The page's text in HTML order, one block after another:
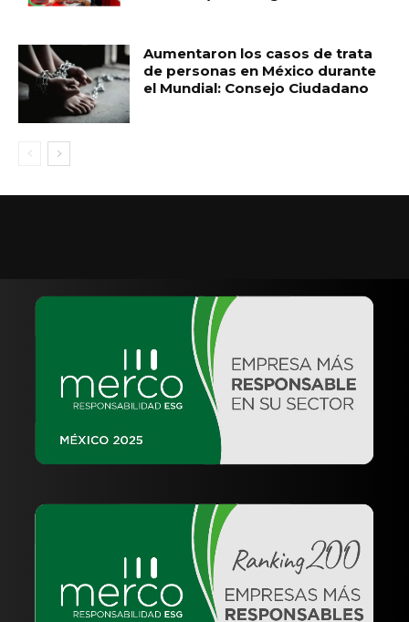
Aumentaron los casos de trata
de personas en México durante
el Mundial: Consejo Ciudadano